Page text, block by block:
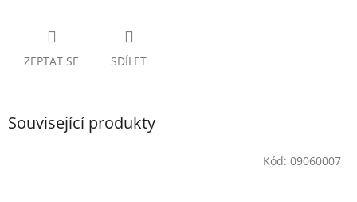
ZEPTAT SE SDÍLET
Související produkty
Kód: 09060007